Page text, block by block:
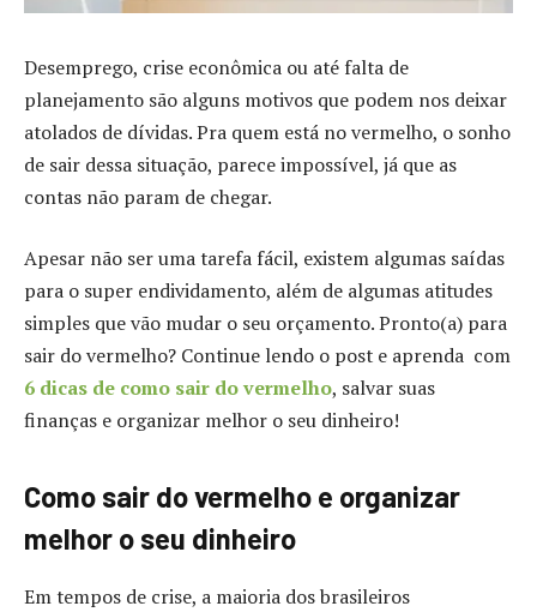
Desemprego, crise econômica ou até falta de
planejamento são alguns motivos que podem nos deixar
atolados de dívidas. Pra quem está no vermelho, o sonho
de sair dessa situação, parece impossível, já que as
contas não param de chegar.
Apesar não ser uma tarefa fácil, existem algumas saídas
para o super endividamento, além de algumas atitudes
simples que vão mudar o seu orçamento. Pronto(a) para
sair do vermelho? Continue lendo o post e aprenda com
6 dicas de como sair do vermelho, salvar suas
finanças e organizar melhor o seu dinheiro!
Como sair do vermelho e organizar
melhor o seu dinheiro
Em tempos de crise, a maioria dos brasileiros